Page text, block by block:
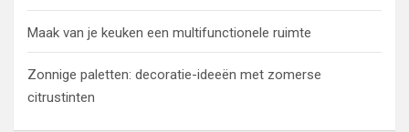
Maak van je keuken een multifunctionele ruimte
Zonnige paletten: decoratie-ideeën met zomerse
citrustinten